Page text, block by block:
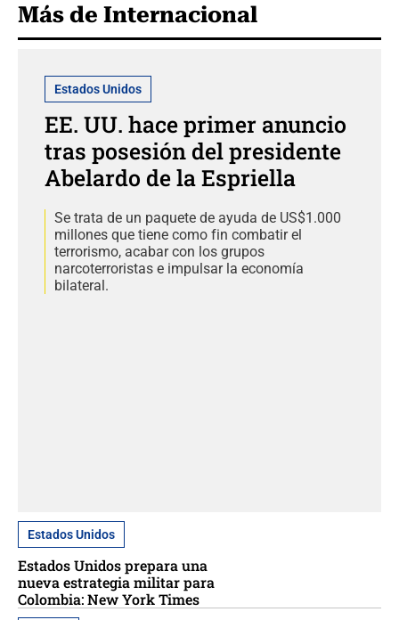
Más de Internacional
Estados Unidos
EE. UU. hace primer anuncio
tras posesión del presidente
Abelardo de la Espriella
Se trata de un paquete de ayuda de US$1.000
millones que tiene como fin combatir el
terrorismo, acabar con los grupos
narcoterroristas e impulsar la economía
bilateral.
Estados Unidos
Estados Unidos prepara una
nueva estrategia militar para
Colombia: New York Times